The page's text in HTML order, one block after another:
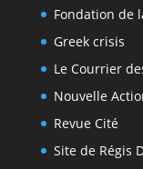
Fondation de
Greek crisis
Le Courrier
Nouvelle
Revue Cité
Site de Régis